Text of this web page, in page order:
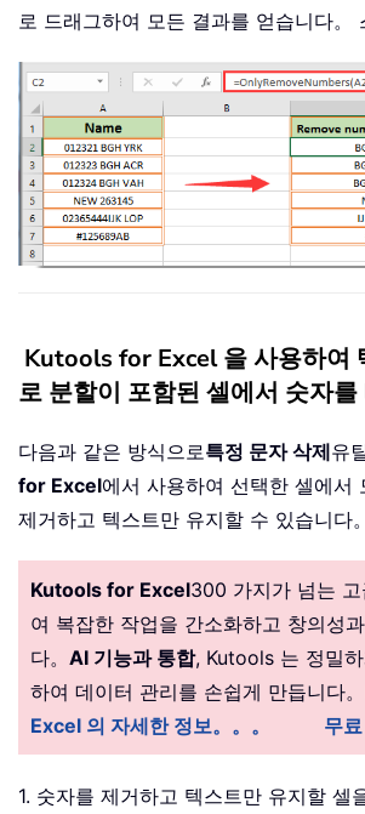
로 드래그하여 모든 결과를 얻습니다。
Kutools for Excel 을 사용하여
로 분할이 포함된 셀에서 숫자를
다음과 같은 방식으로특정 문자 삭제유
for Excel에서 사용하여 선택한 셀에서
제거하고 텍스트만 유지할 수 있습니다。
Kutools for Excel300 가지가 넘는
여 복잡한 작업을 간소화하고 창의성
다。 AI 기능과 통합, Kutools 는 정밀
하여 데이터 관리를 손쉽게 만듭니다。
Excel 의 자세한 정보。。。
무료
1. 숫자를 제거하고 텍스트만 유지할 셀